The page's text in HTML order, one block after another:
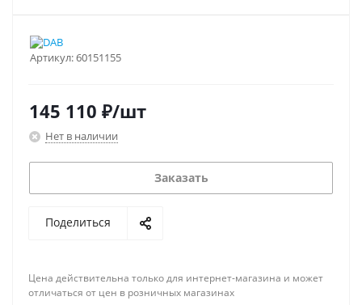
Артикул:60151155
145 110 ₽/шт
Нет в наличии
Заказать
Поделиться
Цена действительна только для интернет-магазина и может
отличаться от цен в розничных магазинах